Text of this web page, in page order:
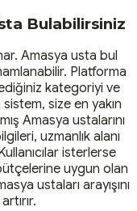
Bulabilirsiniz
Amasya usta bul
Platforma
kategoriyi ve
size en yakın
Amasya ustalarını
uzmanlık alanı
isterlerse
uygun olan
ustaları arayışını